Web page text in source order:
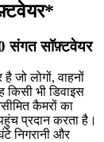
संगत सॉफ़्टवेयर
जो लोगों, वाहनों
भी डिवाइस
कैमरों का
प्रदान करता है।
निगरानी और